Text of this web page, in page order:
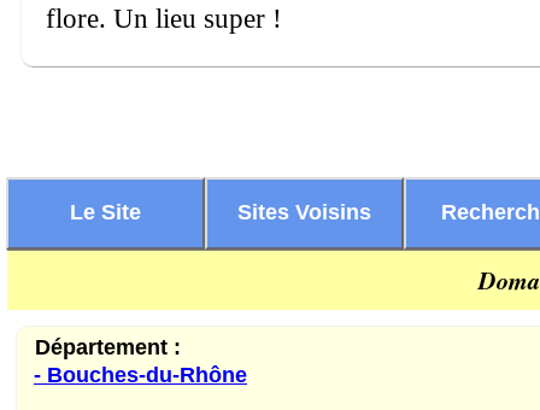
flore. Un lieu super !
Le Site Sites Voisins
Département :
- Bouches-du-Rhône